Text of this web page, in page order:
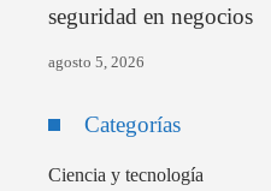
seguridad en negocios
agosto 5, 2026
Categorías
Ciencia y tecnología